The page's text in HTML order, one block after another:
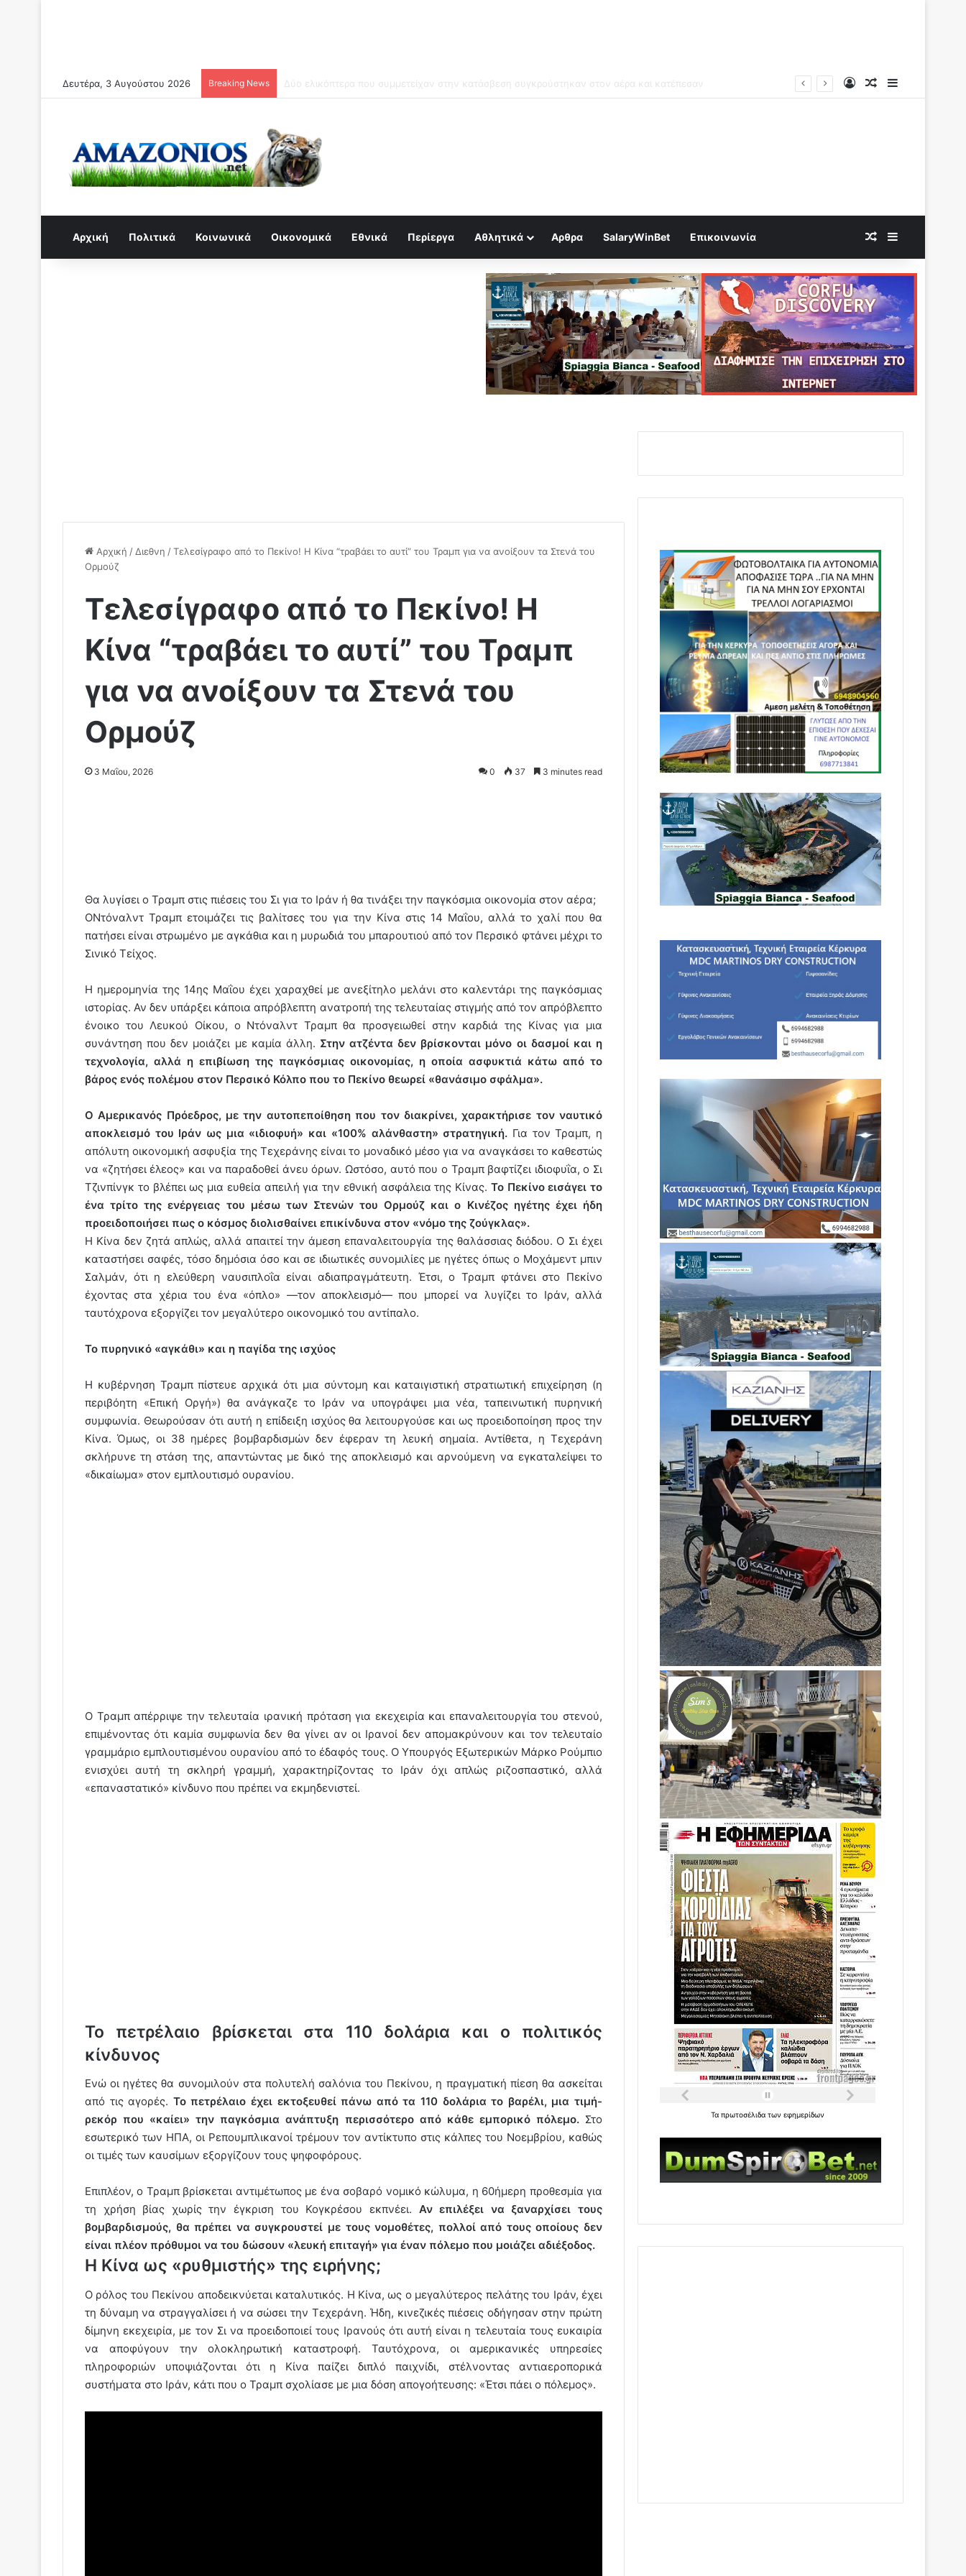
Δευτέρα, 3 Αυγούστου 2026 Breaking News Συναγερμός για κραχ τύπου 1929 και τραπεζική κατάρρευση Log InRandom Article
Αρχική Πολιτικά Κοινωνικά Οικονομικά Εθνικά Περίεργα Αθλητικά Αρθρα SalaryWinBet Επικοινωνία Random Article
Αρχική / Διεθνη /Τελεσίγραφο από το Πεκίνο! Η Κίνα “τραβάει το αυτί” του Τραμπ για να ανοίξουν τα Στενά του
Ορμούζ
Τελεσίγραφο από το Πεκίνο! Η
Κίνα “τραβάει το αυτί” του Τραμπ
για να ανοίξουν τα Στενά του
Ορμούζ
3 Μαΐου, 2026 0 37 3 minutes read
Θα λυγίσει ο Τραμπ στις πιέσεις του Σι για το Ιράν ή θα τινάξει την παγκόσμια οικονομία στον αέρα;
ΟΝτόναλντ Τραμπ ετοιμάζει τις βαλίτσες του για την Κίνα στις 14 Μαΐου, αλλά το χαλί που θα
πατήσει είναι στρωμένο με αγκάθια και η μυρωδιά του μπαρουτιού από τον Περσικό φτάνει μέχρι το
Σινικό Τείχος.
Η ημερομηνία της 14ης Μαΐου έχει χαραχθεί με ανεξίτηλο μελάνι στο καλεντάρι της παγκόσμιας
ιστορίας. Αν δεν υπάρξει κάποια απρόβλεπτη ανατροπή της τελευταίας στιγμής από τον απρόβλεπτο
ένοικο του Λευκού Οίκου, ο Ντόναλντ Τραμπ θα προσγειωθεί στην καρδιά της Κίνας για μια
συνάντηση που δεν μοιάζει με καμία άλλη. Στην ατζέντα δεν βρίσκονται μόνο οι δασμοί και η
τεχνολογία, αλλά η επιβίωση της παγκόσμιας οικονομίας, η οποία ασφυκτιά κάτω από το
βάρος ενός πολέμου στον Περσικό Κόλπο που το Πεκίνο θεωρεί «θανάσιμο σφάλμα».
Ο Αμερικανός Πρόεδρος, με την αυτοπεποίθηση που τον διακρίνει, χαρακτήρισε τον ναυτικό
αποκλεισμό του Ιράν ως μια «ιδιοφυή» και «100% αλάνθαστη» στρατηγική. Για τον Τραμπ, η
απόλυτη οικονομική ασφυξία της Τεχεράνης είναι το μοναδικό μέσο για να αναγκάσει το καθεστώς
να «ζητήσει έλεος» και να παραδοθεί άνευ όρων. Ωστόσο, αυτό που ο Τραμπ βαφτίζει ιδιοφυΐα, ο Σι
Τζινπίνγκ το βλέπει ως μια ευθεία απειλή για την εθνική ασφάλεια της Κίνας. Το Πεκίνο εισάγει το
ένα τρίτο της ενέργειας του μέσω των Στενών του Ορμούζ και ο Κινέζος ηγέτης έχει ήδη
προειδοποιήσει πως ο κόσμος διολισθαίνει επικίνδυνα στον «νόμο της ζούγκλας».
Η Κίνα δεν ζητά απλώς, αλλά απαιτεί την άμεση επαναλειτουργία της θαλάσσιας διόδου. Ο Σι έχει
καταστήσει σαφές, τόσο δημόσια όσο και σε ιδιωτικές συνομιλίες με ηγέτες όπως ο Μοχάμεντ μπιν
Σαλμάν, ότι η ελεύθερη ναυσιπλοΐα είναι αδιαπραγμάτευτη. Έτσι, ο Τραμπ φτάνει στο Πεκίνο
έχοντας στα χέρια του ένα «όπλο» —τον αποκλεισμό— που μπορεί να λυγίζει το Ιράν, αλλά
ταυτόχρονα εξοργίζει τον μεγαλύτερο οικονομικό του αντίπαλο.
Το πυρηνικό «αγκάθι» και η παγίδα της ισχύος
Η κυβέρνηση Τραμπ πίστευε αρχικά ότι μια σύντομη και καταιγιστική στρατιωτική επιχείρηση (η
περιβόητη «Επική Οργή») θα ανάγκαζε το Ιράν να υπογράψει μια νέα, ταπεινωτική πυρηνική
συμφωνία. Θεωρούσαν ότι αυτή η επίδειξη ισχύος θα λειτουργούσε και ως προειδοποίηση προς την
Κίνα. Όμως, οι 38 ημέρες βομβαρδισμών δεν έφεραν τη λευκή σημαία. Αντίθετα, η Τεχεράνη
σκλήρυνε τη στάση της, απαντώντας με δικό της αποκλεισμό και αρνούμενη να εγκαταλείψει το
«δικαίωμα» στον εμπλουτισμό ουρανίου.
Ο Τραμπ απέρριψε την τελευταία ιρανική πρόταση για εκεχειρία και επαναλειτουργία του στενού,
επιμένοντας ότι καμία συμφωνία δεν θα γίνει αν οι Ιρανοί δεν απομακρύνουν και τον τελευταίο
γραμμάριο εμπλουτισμένου ουρανίου από το έδαφός τους. Ο Υπουργός Εξωτερικών Μάρκο Ρούμπιο
ενισχύει αυτή τη σκληρή γραμμή, χαρακτηρίζοντας το Ιράν όχι απλώς ριζοσπαστικό, αλλά
«επαναστατικό» κίνδυνο που πρέπει να εκμηδενιστεί.
Το πετρέλαιο βρίσκεται στα 110 δολάρια και ο πολιτικός
κίνδυνος
Ενώ οι ηγέτες θα συνομιλούν στα πολυτελή σαλόνια του Πεκίνου, η πραγματική πίεση θα ασκείται
από τις αγορές. Το πετρέλαιο έχει εκτοξευθεί πάνω από τα 110 δολάρια το βαρέλι, μια τιμή-
ρεκόρ που «καίει» την παγκόσμια ανάπτυξη περισσότερο από κάθε εμπορικό πόλεμο.Στο
εσωτερικό των ΗΠΑ, οι Ρεπουμπλικανοί τρέμουν τον αντίκτυπο στις κάλπες του Νοεμβρίου, καθώς
οι τιμές των καυσίμων εξοργίζουν τους ψηφοφόρους.
Επιπλέον, ο Τραμπ βρίσκεται αντιμέτωπος με ένα σοβαρό νομικό κώλυμα, η 60ήμερη προθεσμία για
τη χρήση βίας χωρίς την έγκριση του Κογκρέσου εκπνέει. Αν επιλέξει να ξαναρχίσει τους
βομβαρδισμούς, θα πρέπει να συγκρουστεί με τους νομοθέτες, πολλοί από τους οποίους δεν
είναι πλέον πρόθυμοι να του δώσουν «λευκή επιταγή» για έναν πόλεμο που μοιάζει αδιέξοδος.
Η Κίνα ως «ρυθμιστής» της ειρήνης;
Ο ρόλος του Πεκίνου αποδεικνύεται καταλυτικός. Η Κίνα, ως ο μεγαλύτερος πελάτης του Ιράν, έχει
τη δύναμη να στραγγαλίσει ή να σώσει την Τεχεράνη. Ήδη, κινεζικές πιέσεις οδήγησαν στην πρώτη
δίμηνη εκεχειρία, με τον Σι να προειδοποιεί τους Ιρανούς ότι αυτή είναι η τελευταία τους ευκαιρία
να αποφύγουν την ολοκληρωτική καταστροφή. Ταυτόχρονα, οι αμερικανικές υπηρεσίες
πληροφοριών υποψιάζονται ότι η Κίνα παίζει διπλό παιχνίδι, στέλνοντας αντιαεροπορικά
συστήματα στο Ιράν, κάτι που ο Τραμπ σχολίασε με μια δόση απογοήτευσης: «Έτσι πάει ο πόλεμος».
Ταπρωτοσέλιδατωνεφημερίδων